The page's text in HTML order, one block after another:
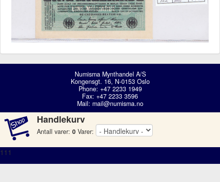
Numisma Mynthandel A/S
Kongensgt. 16, N-0153 Oslo
Phone: +47 2233 1949
Fax: +47 2233 3596
Mail: mail@numisma.no
Handlekurv
Antall varer: 0 Varer:
111